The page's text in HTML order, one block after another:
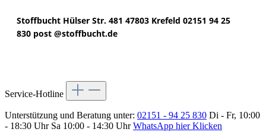
Stoffbucht Hülser Str. 481 47803 Krefeld 02151 94 25
830 post @stoffbucht.de
Service-Hotline
Unterstützung und Beratung unter: 02151 - 94 25 830 Di - Fr, 10:00
- 18:30 Uhr Sa 10:00 - 14:30 UhrWhatsApp hier Klicken